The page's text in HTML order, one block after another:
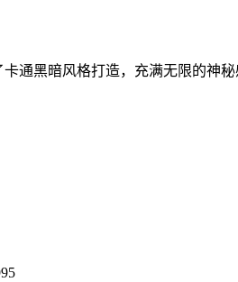
通黑暗风格打造，充满无限的神